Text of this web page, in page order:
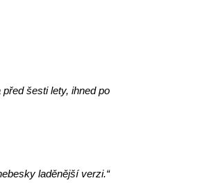
šesti lety, ihned po
laděnější verzi.“